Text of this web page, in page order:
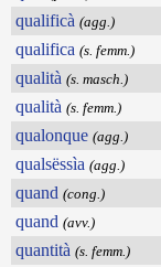
qualificà (agg.)
qualifica (s. femm.)
qualità (s. masch.)
qualità (s. femm.)
qualonque (agg.)
qualsëssìa (agg.)
quand (cong.)
quand (avv.)
quantità (s. femm.)